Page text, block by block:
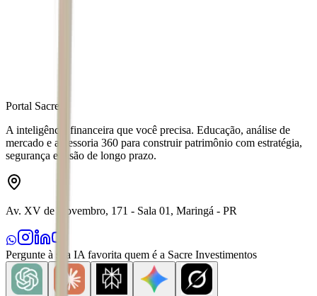
Portal Sacre
A inteligência financeira que você precisa. Educação, análise de
mercado e assessoria 360 para construir patrimônio com estratégia,
segurança e visão de longo prazo.
Av. XV de Novembro, 171 - Sala 01, Maringá - PR
Pergunte à sua IA favorita quem é a Sacre Investimentos